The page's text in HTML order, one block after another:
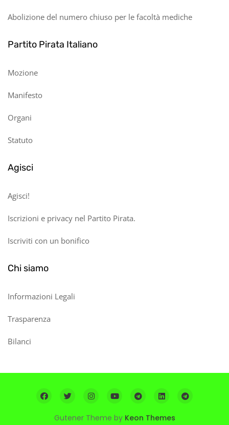
Abolizione del numero chiuso per le facoltà mediche
Partito Pirata Italiano
Mozione
Manifesto
Organi
Statuto
Agisci
Agisci!
Iscrizioni e privacy nel Partito Pirata.
Iscriviti con un bonifico
Chi siamo
Informazioni Legali
Trasparenza
Bilanci
Gutener Theme by Keon Themes